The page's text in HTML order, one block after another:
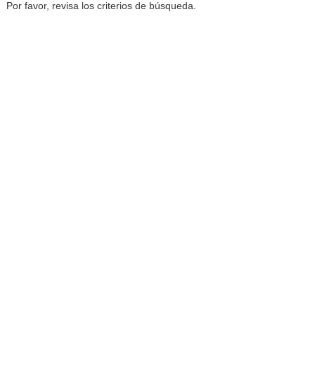
Por favor, revisa los criterios de búsqueda.